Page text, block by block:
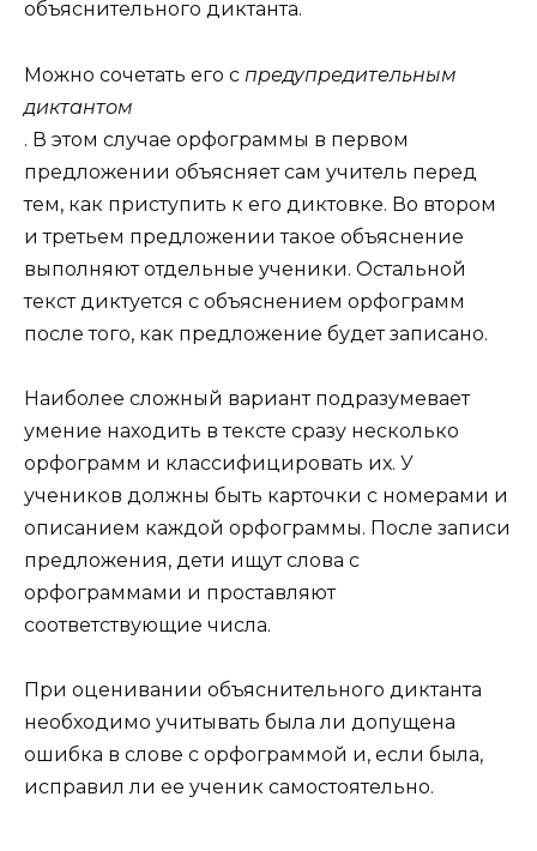
объяснительного диктанта.
Можно сочетать его с предупредительным
диктантом
. В этом случае орфограммы в первом
предложении объясняет сам учитель перед
тем, как приступить к его диктовке. Во втором
и третьем предложении такое объяснение
выполняют отдельные ученики. Остальной
текст диктуется с объяснением орфограмм
после того, как предложение будет записано.
Наиболее сложный вариант подразумевает
умение находить в тексте сразу несколько
орфограмм и классифицировать их. У
учеников должны быть карточки с номерами и
описанием каждой орфограммы. После записи
предложения, дети ищут слова с
орфограммами и проставляют
соответствующие числа.
При оценивании объяснительного диктанта
необходимо учитывать была ли допущена
ошибка в слове с орфограммой и, если была,
исправил ли ее ученик самостоятельно.